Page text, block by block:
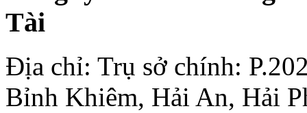
Tài
Địa chỉ: Trụ sở chính:
Bỉnh Khiêm, Hải An, Hải